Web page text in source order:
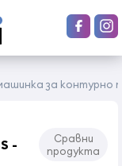
за контурно
-
Сравни
продукта